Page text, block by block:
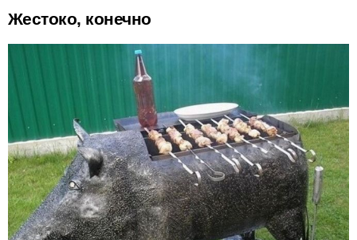
Жестоко, конечно